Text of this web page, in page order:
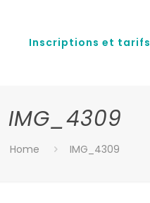
Inscriptions et tarifs
IMG_4309
Home IMG_4309